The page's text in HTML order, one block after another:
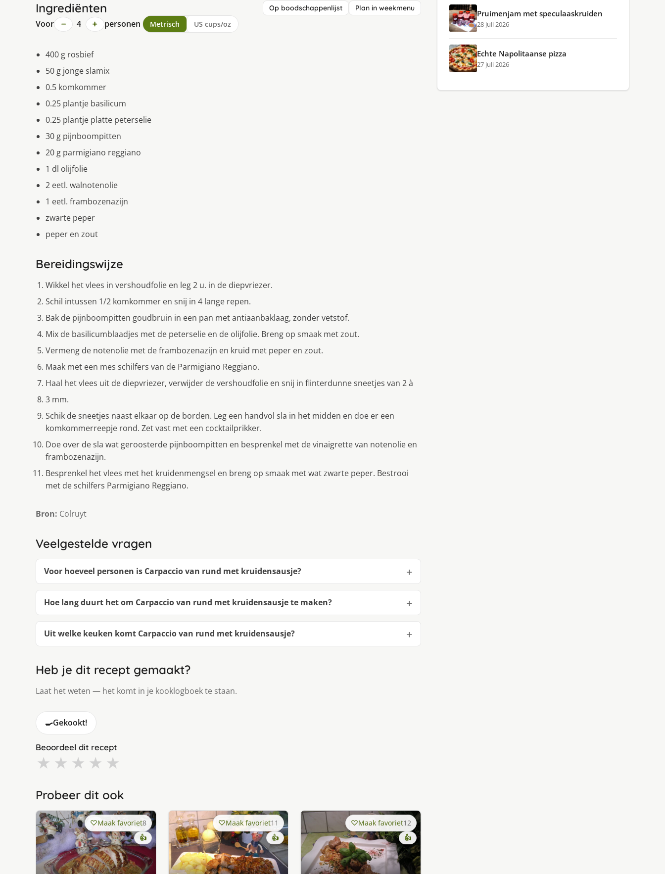
Ingrediënten Op boodschappenlijst Plan in weekmenu
Voor − 4 + personen Metrisch US cups/oz
400 g rosbief
50 g jonge slamix
0.5 komkommer
0.25 plantje basilicum
0.25 plantje platte peterselie
30 g pijnboompitten
20 g parmigiano reggiano
1 dl olijfolie
2 eetl. walnotenolie
1 eetl. frambozenazijn
zwarte peper
peper en zout
Bereidingswijze
Wikkel het vlees in vershoudfolie en leg 2 u. in de diepvriezer.
Schil intussen 1/2 komkommer en snij in 4 lange repen.
Bak de pijnboompitten goudbruin in een pan met antiaanbaklaag, zonder vetstof.
Mix de basilicumblaadjes met de peterselie en de olijfolie. Breng op smaak met zout.
Vermeng de notenolie met de frambozenazijn en kruid met peper en zout.
Maak met een mes schilfers van de Parmigiano Reggiano.
Haal het vlees uit de diepvriezer, verwijder de vershoudfolie en snij in flinterdunne sneetjes van 2 à
3 mm.
Schik de sneetjes naast elkaar op de borden. Leg een handvol sla in het midden en doe er een
komkommerreepje rond. Zet vast met een cocktailprikker.
Doe over de sla wat geroosterde pijnboompitten en besprenkel met de vinaigrette van notenolie en
frambozenazijn.
Besprenkel het vlees met het kruidenmengsel en breng op smaak met wat zwarte peper. Bestrooi
met de schilfers Parmigiano Reggiano.
Bron: Colruyt
Veelgestelde vragen
Voor hoeveel personen is Carpaccio van rund met kruidensausje?
Hoe lang duurt het om Carpaccio van rund met kruidensausje te maken?
Uit welke keuken komt Carpaccio van rund met kruidensausje?
Heb je dit recept gemaakt?
Laat het weten — het komt in je kooklogboek te staan.
🍳Gekookt!
Beoordeel dit recept
★ ★ ★ ★ ★
Probeer dit ook
Maak favoriet8
👍
Maak favoriet11
👍
Maak favoriet12
👍
Pruimenjam met speculaaskruiden
28 juli 2026
Echte Napolitaanse pizza
27 juli 2026